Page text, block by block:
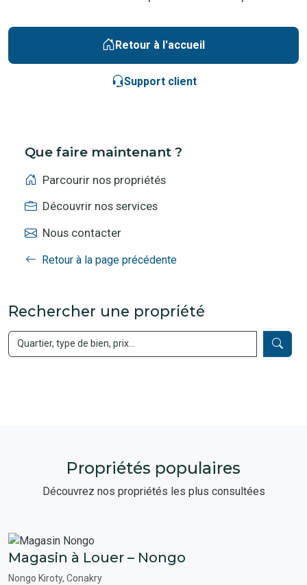
Retour à l'accueil
Support client
Que faire maintenant ?
Parcourir nos propriétés
Découvrir nos services
Nous contacter
Retour à la page précédente
Rechercher une propriété
Propriétés populaires
Découvrez nos propriétés les plus consultées
Magasin à Louer – Nongo
Nongo Kiroty, Conakry